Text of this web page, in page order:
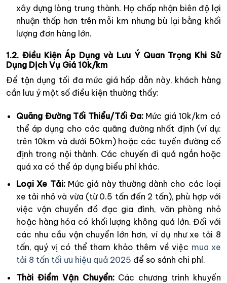
xây dựng lòng trung thành. Họ chấp nhận biên độ lợi
nhuận thấp hơn trên mỗi km nhưng bù lại bằng khối
lượng đơn hàng lớn.
1.2. Điều Kiện Áp Dụng và Lưu Ý Quan Trọng Khi Sử
Dụng Dịch Vụ Giá 10k/km
Để tận dụng tối đa mức giá hấp dẫn này, khách hàng
cần lưu ý một số điều kiện thường thấy:
Quãng Đường Tối Thiểu/Tối Đa:Mức giá 10k/km có
thể áp dụng cho các quãng đường nhất định (ví dụ:
trên 10km và dưới 50km) hoặc các tuyến đường cố
định trong nội thành. Các chuyến đi quá ngắn hoặc
quá xa có thể áp dụng biểu phí khác.
Loại Xe Tải:Mức giá này thường dành cho các loại
xe tải nhỏ và vừa (từ 0.5 tấn đến 2 tấn), phù hợp với
việc vận chuyển đồ đạc gia đình, văn phòng nhỏ
hoặc hàng hóa có khối lượng không quá lớn. Đối với
các nhu cầu vận chuyển lớn hơn, ví dụ như xe tải 8
tấn, quý vị có thể tham khảo thêm về việc mua xe
tải 8 tấn tối ưu hiệu quả 2025 để so sánh chi phí.
Thời Điểm Vận Chuyển:Các chương trình khuyến